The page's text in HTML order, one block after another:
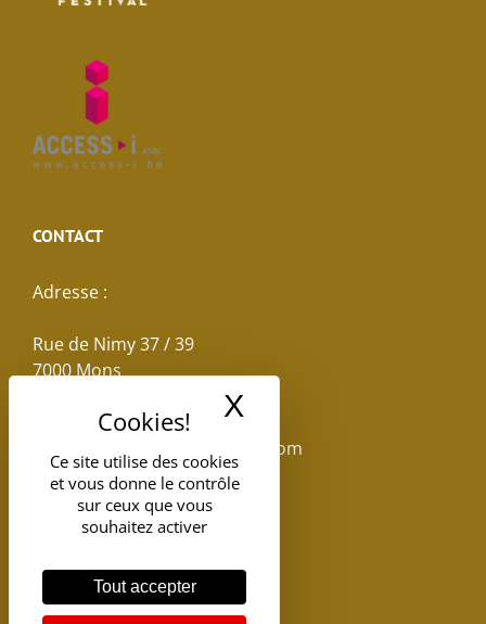
Ce site utilise des cookies
et vous donne le contrôle
sur ceux que vous
souhaitez activer
Tout accepter
X
CONTACT
Adresse :
Rue de Nimy 37 / 39
7000 Mons
reservations.losseau@gmail.com
Tel: +32(0)65.398.880